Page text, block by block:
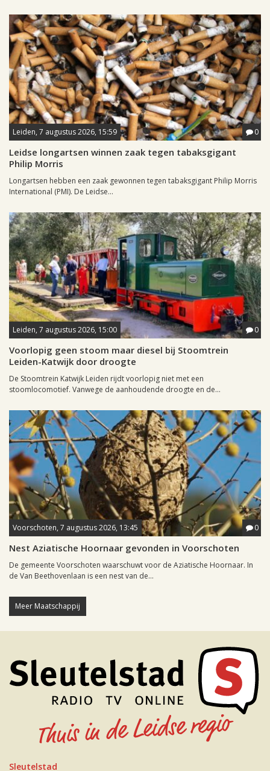
Leiden, 7 augustus 2026, 15:59 0
Leidse longartsen winnen zaak tegen tabaksgigant
Philip Morris
Longartsen hebben een zaak gewonnen tegen tabaksgigant Philip Morris
International (PMI). De Leidse...
Leiden, 7 augustus 2026, 15:00 0
Voorlopig geen stoom maar diesel bij Stoomtrein
Leiden-Katwijk door droogte
De Stoomtrein Katwijk Leiden rijdt voorlopig niet met een
stoomlocomotief. Vanwege de aanhoudende droogte en de...
Voorschoten, 7 augustus 2026, 13:45 0
Nest Aziatische Hoornaar gevonden in Voorschoten
De gemeente Voorschoten waarschuwt voor de Aziatische Hoornaar. In
de Van Beethovenlaan is een nest van de...
Meer Maatschappij
Sleutelstad